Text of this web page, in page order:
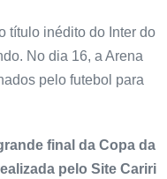
título inédito do Inter do
No dia 16, a Arena
pelo futebol para
final da Copa da
pelo Site Cariri